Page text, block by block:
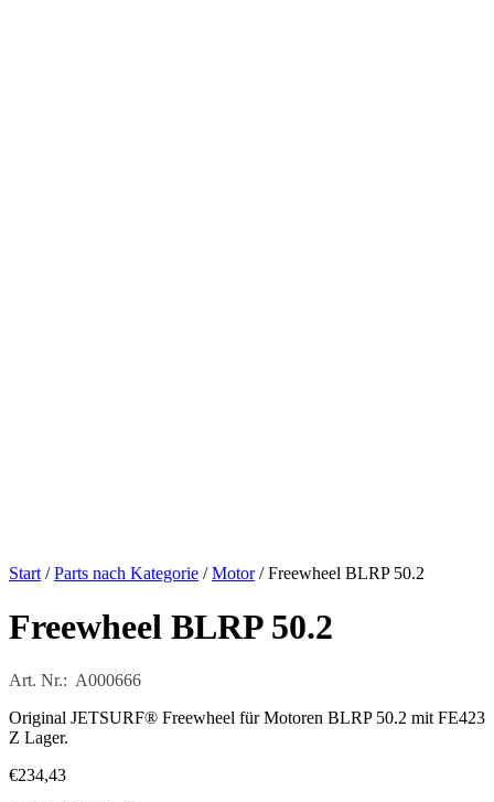
Start /Parts nach Kategorie /Motor/ Freewheel BLRP 50.2
Freewheel BLRP 50.2
Art. Nr.: A000666
Original JETSURF® Freewheel für Motoren BLRP 50.2 mit FE423
Z Lager.
€234,43